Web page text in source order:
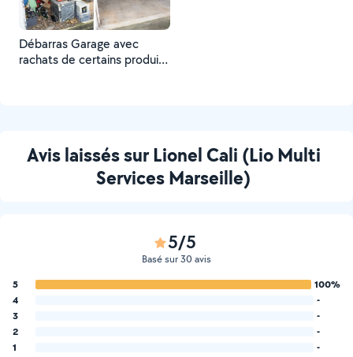
Débarras Garage avec
rachats de certains produits
Avis laissés sur Lionel Cali (Lio Multi
Services Marseille)
5/5
Basé sur 30 avis
5
100%
4
-
3
-
2
-
1
-